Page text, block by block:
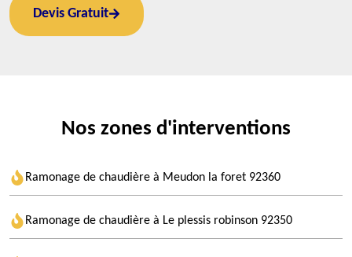
Devis Gratuit
Nos zones d'interventions
Ramonage de chaudière à Meudon la foret 92360
Ramonage de chaudière à Le plessis robinson 92350